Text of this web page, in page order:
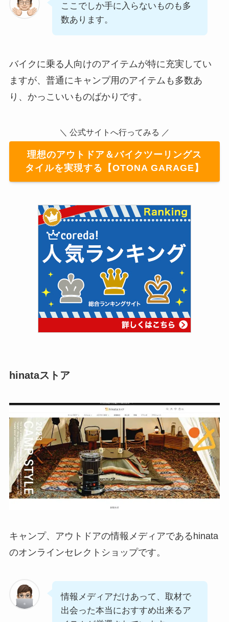
ここでしか手に入らないものも多
数あります。
バイクに乗る人向けのアイテムが特に充実してい
ますが、普通にキャンプ用のアイテムも多数あ
り、かっこいいものばかりです。
＼ 公式サイトへ行ってみる ／
理想のアウトドア＆バイクツーリングス
タイルを実現する【OTONA GARAGE】
hinataストア
キャンプ、アウトドアの情報メディアであるhinata
のオンラインセレクトショップです。
情報メディアだけあって、取材で
出会った本当におすすめ出来るア